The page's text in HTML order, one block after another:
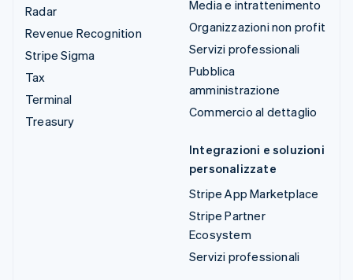
Radar
Revenue Recognition
Stripe Sigma
Tax
Terminal
Treasury
Media e intrattenimento
Organizzazioni non profit
Servizi professionali
Pubblica
amministrazione
Commercio al dettaglio
Integrazioni e soluzioni
personalizzate
Stripe App Marketplace
Stripe Partner
Ecosystem
Servizi professionali